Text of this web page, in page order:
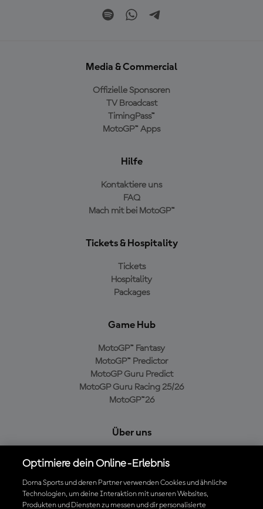
Media & Commercial
Offizielle Sponsoren
TV Broadcast
TimingPass™
MotoGP™ Apps
Hilfe
Kontaktiere uns
FAQ
Mach mit bei MotoGP™
Tickets & Hospitality
Tickets
Hospitality
Packages
Game Hub
MotoGP™ Fantasy
MotoGP™ Predictor
MotoGP Guru Predict
MotoGP Guru Racing 25/26
MotoGP™26
Über uns
Cookie-Richtlinien
Geschäftsbedingungen
Datenschutzrichtlinien
Optimiere dein Online-Erlebnis
Dorna Sports und deren Partner verwenden Cookies und ähnliche
Technologien, um deine Interaktion mit unseren Websites,
Produkten und Diensten zu messen und dir personalisierte